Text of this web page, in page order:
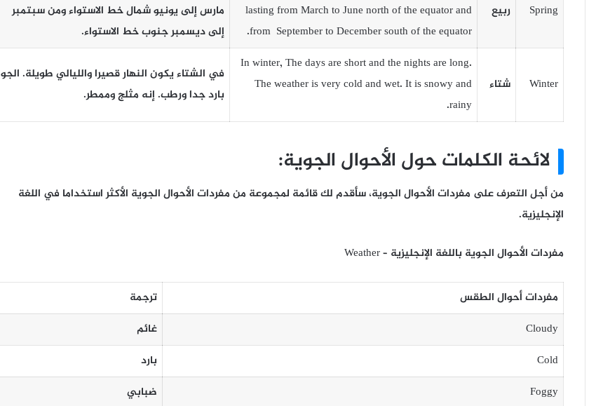
Spring ربيع
lasting from March to June north of the equator and
from September to December south of the equator.
مارس إلى يونيو شمال خط الاستواء ومن سبتمبر
إلى ديسمبر جنوب خط الاستواء.
Winter شتاء
In winter, The days are short and the nights are long.
The weather is very cold and wet. It is snowy and
rainy.
في الشتاء يكون النهار قصيرا والليالي طويلة. الجو
بارد جدا ورطب. إنه مثلج وممطر.
لائحة الكلمات حول الأحوال الجوية:
من أجل التعرف على مفردات الأحوال الجوية، سأقدم لك قائمة لمجموعة من مفردات الأحوال الجوية الأكثر استخداما في اللغة
الإنجليزية.
مفردات الأحوال الجوية باللغة الإنجليزية – Weather
مفردات أحوال الطقس
ترجمة
Cloudy
غائم
Cold
بارد
Foggy
ضبابي